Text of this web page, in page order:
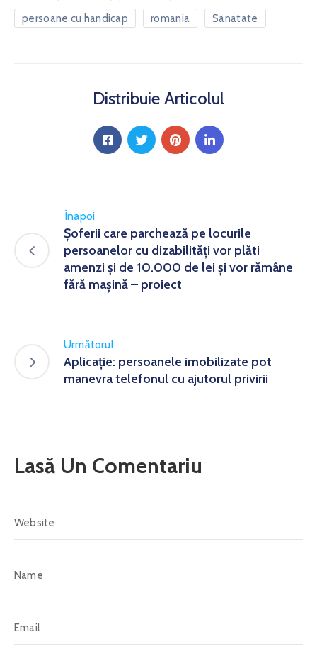
persoane cu handicap romania Sanatate
Distribuie Articolul
Înapoi
Şoferii care parchează pe locurile
persoanelor cu dizabilităţi vor plăti
amenzi şi de 10.000 de lei şi vor rămâne
fără maşină – proiect
Următorul
Aplicație: persoanele imobilizate pot
manevra telefonul cu ajutorul privirii
Lasă Un Comentariu